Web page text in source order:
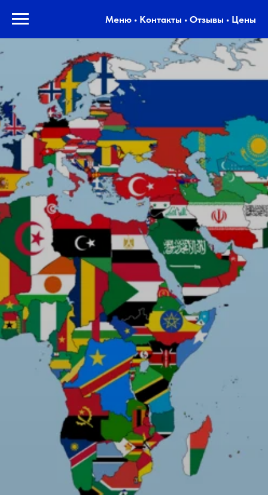
Меню • Контакты • Отзывы • Цены